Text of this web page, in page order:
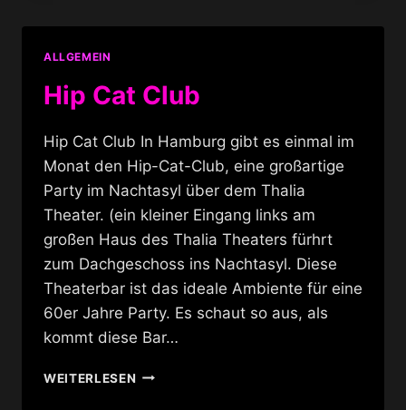
ALLGEMEIN
Hip Cat Club
Hip Cat Club In Hamburg gibt es einmal im
Monat den Hip-Cat-Club, eine großartige
Party im Nachtasyl über dem Thalia
Theater. (ein kleiner Eingang links am
großen Haus des Thalia Theaters fürhrt
zum Dachgeschoss ins Nachtasyl. Diese
Theaterbar ist das ideale Ambiente für eine
60er Jahre Party. Es schaut so aus, als
kommt diese Bar…
WEITERLESENHIP